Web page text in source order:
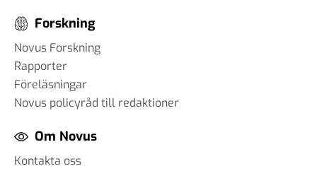
Forskning
Novus Forskning
Rapporter
Föreläsningar
Novus policyråd till redaktioner
Om Novus
Kontakta oss